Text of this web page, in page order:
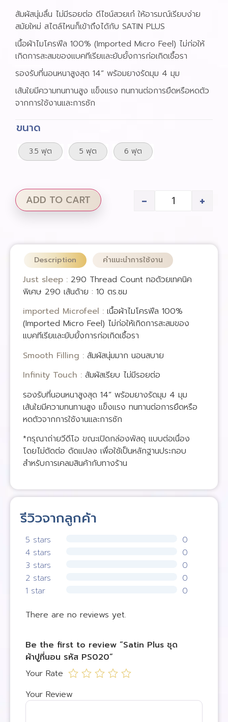
สัมผัสนุ่มลื่น ไม่มีรอยต่อ ดีไซน์สวยเก๋ ให้อารมณ์เรียบง่าย
สมัยใหม่ สไตล์ไหนก็เข้าถึงได้กับ SATIN PLUS
เนื้อผ้าไมโครฟีล 100% (Imported Micro Feel) ไม่ก่อให้
เกิดการสะสมของแบคทีเรียและยับยั้งการก่อเกิดเชื้อรา
รองรับที่นอนหนาสูงสุด 14” พร้อมยางรัดมุม 4 มุม
เส้นใยมีความทนทานสูง แข็งแรง ทนทานต่อการยืดหรือหดตัว
จากการใช้งานและการซัก
ขนาด
3.5 ฟุต 5 ฟุต 6 ฟุต
- +
ADD TO CART
Description คำแนะนำการใช้งาน
Just sleep : 290 Thread Count ทอด้วยเทคนิค
พิเศษ 290 เส้นด้าย : 10 ตร.ซม
imported Microfeel : เนื้อผ้าไมโครฟีล 100%
(Imported Micro Feel) ไม่ก่อให้เกิดการสะสมของ
แบคทีเรียและยับยั้งการก่อเกิดเชื้อรา
Smooth Filling : สัมผัสนุ่มมาก นอนสบาย
Infinity Touch : สัมผัสเรียบ ไม่มีรอยต่อ
รองรับที่นอนหนาสูงสุด 14” พร้อมยางรัดมุม 4 มุม
เส้นใยมีความทนทานสูง แข็งแรง ทนทานต่อการยืดหรือ
หดตัวจากการใช้งานและการซัก
*กรุณาถ่ายวีดีโอ ขณะเปิดกล่องพัสดุ แบบต่อเนื่อง
โดยไม่ตัดต่อ ดัดแปลง เพื่อใช้เป็นหลักฐานประกอบ
สำหรับการเคลมสินค้ากับทางร้าน
รีวิวจากลูกค้า
5 stars
0
4 stars
0
3 stars
0
2 stars
0
1 star
0
There are no reviews yet.
Be the first to review “Satin Plus ชุด
ผ้าปูที่นอน รหัส PS020”
Your Rate
Your Review